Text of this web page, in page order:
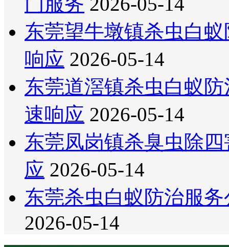
东莞望牛墩镇杀虫白
响应 2026-05-14
东莞道滘镇杀虫白蚁
速响应 2026-05-14
东莞凤岗镇杀臭虫除
应 2026-05-14
东莞杀虫白蚁防治服
2026-05-14